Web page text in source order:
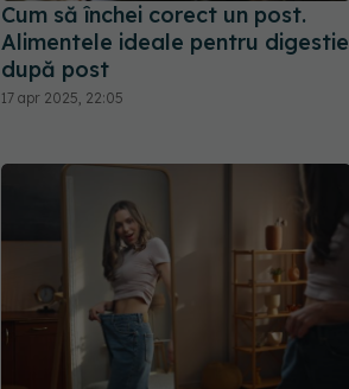
Cum să închei corect un post.
Alimentele ideale pentru digestie
după post
17 apr 2025, 22:05